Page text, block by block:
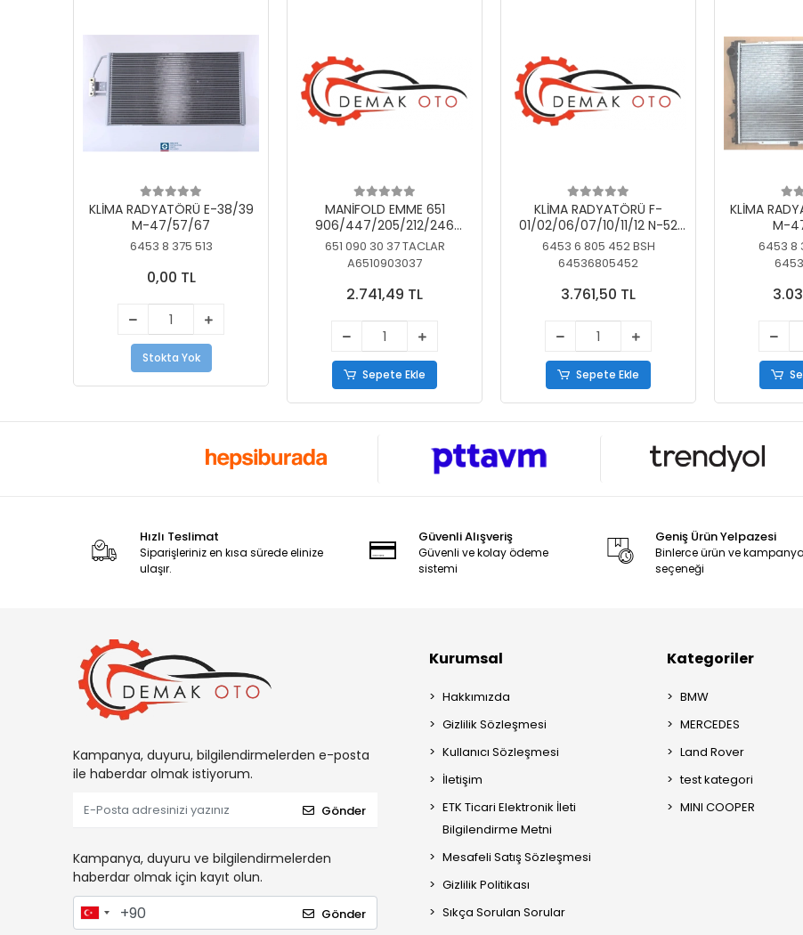
KLİMA RADYATÖRÜ E-38/39
M-47/57/67
6453 8 375 513
0,00 TL
Stokta Yok
MANİFOLD EMME 651
906/447/205/212/246
KELEBEKSİZ
651 090 30 37 TACLAR
A6510903037
2.741,49 TL
Sepete Ekle
KLİMA RADYATÖRÜ F-
01/02/06/07/10/11/12 N-52
N/N-53/57/63
6453 6 805 452 BSH
64536805452
3.761,50 TL
Sepete Ekle
KLİMA
M-
6453 8
Hızlı Teslimat
Siparişleriniz en kısa sürede elinize
ulaşır.
Güvenli Alışveriş
Güvenli ve kolay ödeme
sistemi
Geniş Ürün Yelpazesi
Binlerce ürün ve kampanya
seçeneği
Kampanya, duyuru, bilgilendirmelerden e-posta
ile haberdar olmak istiyorum.
Gönder
Kampanya, duyuru ve bilgilendirmelerden
haberdar olmak için kayıt olun.
Gönder
Kurumsal
Hakkımızda
Gizlilik Sözleşmesi
Kullanıcı Sözleşmesi
İletişim
ETK Ticari Elektronik İleti
Bilgilendirme Metni
Mesafeli Satış Sözleşmesi
Gizlilik Politikası
Sıkça Sorulan Sorular
Kategoriler
BMW
MERCEDES
Land Rover
test kategori
MINI COOPER